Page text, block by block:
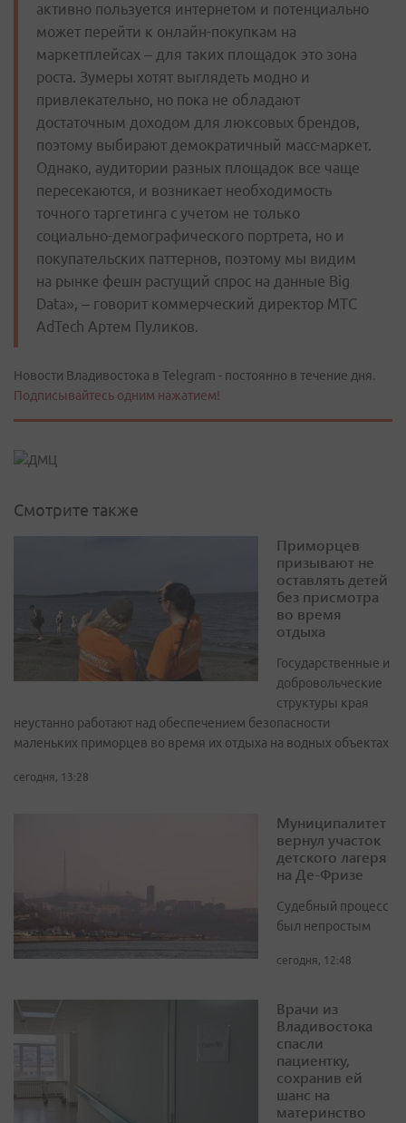
активно пользуется интернетом и потенциально
может перейти к онлайн-покупкам на
маркетплейсах – для таких площадок это зона
роста. Зумеры хотят выглядеть модно и
привлекательно, но пока не обладают
достаточным доходом для люксовых брендов,
поэтому выбирают демократичный масс-маркет.
Однако, аудитории разных площадок все чаще
пересекаются, и возникает необходимость
точного таргетинга с учетом не только
социально-демографического портрета, но и
покупательских паттернов, поэтому мы видим
на рынке фешн растущий спрос на данные Big
Data», – говорит коммерческий директор МТС
AdTech Артем Пуликов.
Новости Владивостока в Telegram - постоянно в течение дня.
Подписывайтесь одним нажатием!
Смотрите также
Приморцев
призывают не
оставлять детей
без присмотра
во время
отдыха
Государственные и
добровольческие
структуры края
неустанно работают над обеспечением безопасности
маленьких приморцев во время их отдыха на водных объектах
сегодня, 13:28
Муниципалитет
вернул участок
детского лагеря
на Де-Фризе
Судебный процесс
был непростым
сегодня, 12:48
Врачи из
Владивостока
спасли
пациентку,
сохранив ей
шанс на
материнство